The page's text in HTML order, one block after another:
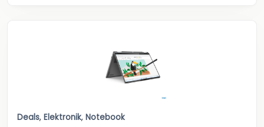
Deals, Elektronik, Notebook